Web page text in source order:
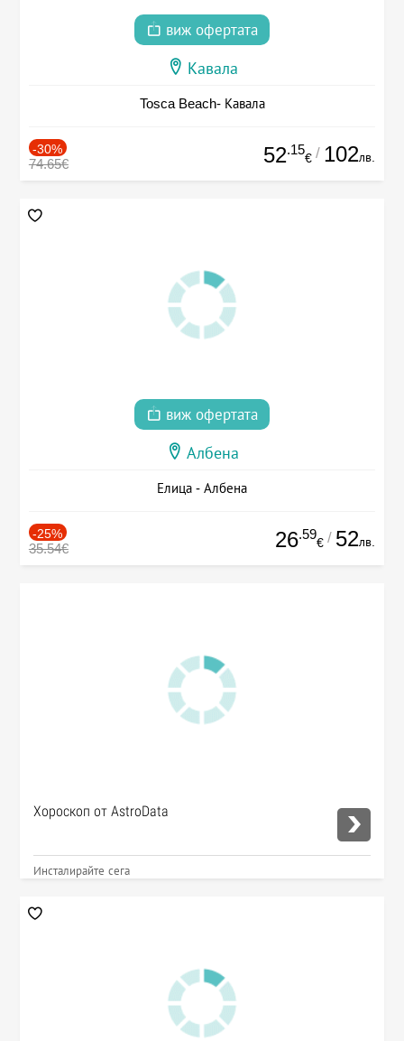
виж офертата
Кавала
Tosca Beach- Кавала
-30%
74.65€ 52.15
€ / 102лв.
виж офертата
Албена
Елица - Албена
-25%
35.54€ 26.59
€ / 52лв.
Хороскоп от AstroData
Инсталирайте сега